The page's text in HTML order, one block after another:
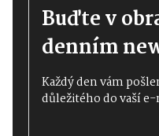
Buďte v
denním
Každý den vám
důležitého do vaší